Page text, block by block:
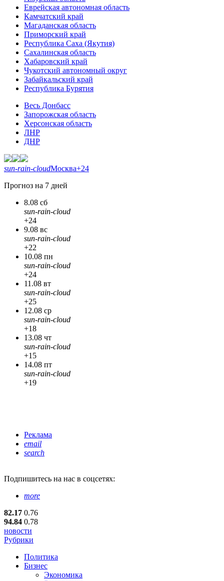
Еврейская автономная область
Камчатский край
Магаданская область
Приморский край
Республика Саха (Якутия)
Сахалинская область
Хабаровский край
Чукотский автономный округ
Забайкальский край
Республика Бурятия
Весь Донбасс
Запорожская область
Херсонская область
ЛНР
ДНР
sun-rain-cloudМосква+24
Прогноз на 7 дней
8.08 сб
sun-rain-cloud
+24
9.08 вс
sun-rain-cloud
+22
10.08 пн
sun-rain-cloud
+24
11.08 вт
sun-rain-cloud
+25
12.08 ср
sun-rain-cloud
+18
13.08 чт
sun-rain-cloud
+15
14.08 пт
sun-rain-cloud
+19
Реклама
email
search
Подпишитесь на нас в соцсетях:
more
82.17 0.76
94.84 0.78
новости
Рубрики
Политика
Бизнес
Экономика